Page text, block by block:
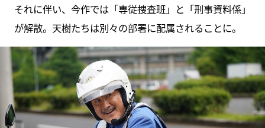
それに伴い、今作では「専従捜査班」と「刑事資料係」
が解散。天樹たちは別々の部署に配属されることに。